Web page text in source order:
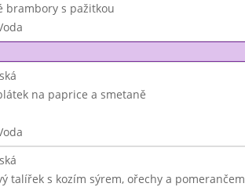
brambory s pažitkou
na paprice a smetaně
talířek s kozím sýrem, ořechy a pomerančem